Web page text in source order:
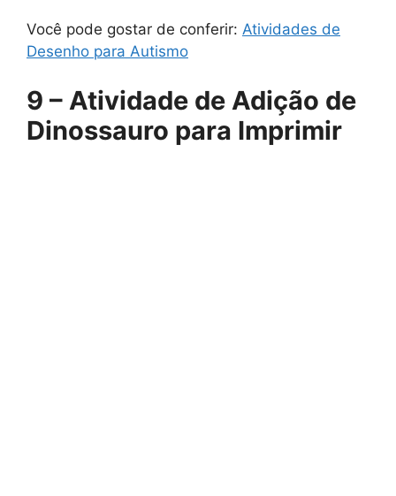
Você pode gostar de conferir: Atividades de
Desenho para Autismo
9 – Atividade de Adição de
Dinossauro para Imprimir